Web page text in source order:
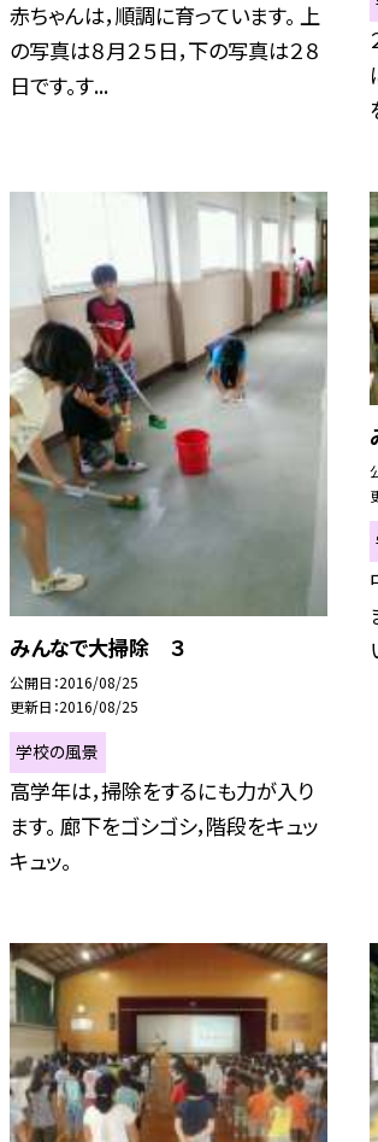
赤ちゃんは，順調に育っています。 上
の写真は８月２５日，下の写真は２８
日です。す...
みんなで大掃除 ３
公開日 2016/08/25
更新日 2016/08/25
学校の風景
高学年は，掃除をするにも力が入り
ます。 廊下をゴシゴシ，階段をキュッ
キュッ。